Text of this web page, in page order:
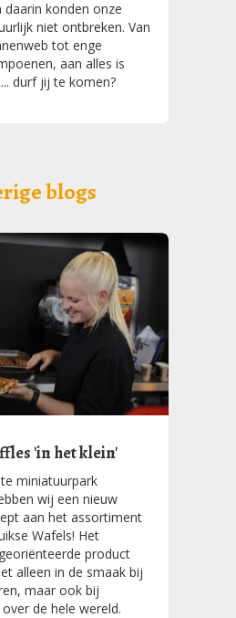
daarin konden onze
niet ontbreken. Van
tot enge
aan alles is
durf jij te komen?
blogs
'in het klein'
miniatuurpark
wij een nieuw
aan het assortiment
Wafels! Het
product
alleen in de smaak bij
maar ook bij
de hele wereld.